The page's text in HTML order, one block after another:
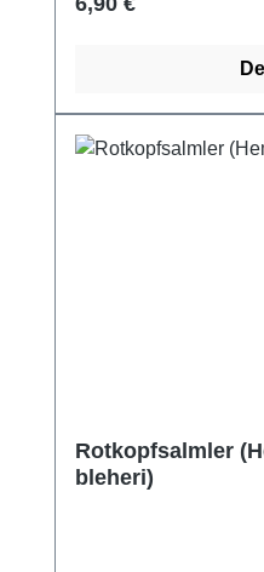
Rotkopfsalmler
bleheri)